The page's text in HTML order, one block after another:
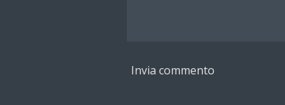
Invia commento